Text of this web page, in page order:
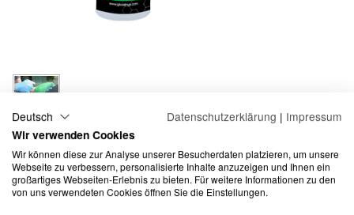
IGL Ecoshine Enhancer -
Lackpflegespray, 500 ml
Deutsch Datenschutzerklärung | Impressum
Wir verwenden Cookies
Wir können diese zur Analyse unserer Besucherdaten platzieren, um unsere
Webseite zu verbessern, personalisierte Inhalte anzuzeigen und Ihnen ein
großartiges Webseiten-Erlebnis zu bieten. Für weitere Informationen zu den
von uns verwendeten Cookies öffnen Sie die Einstellungen.